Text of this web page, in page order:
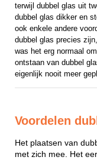
terwijl dubbel glas uit
dubbel glas dikker en
ook enkele andere
dubbel glas precies
was het erg normaal
ontstaan van dubbel
eigenlijk nooit meer
Voordelen
Het plaatsen van
met zich mee. Het